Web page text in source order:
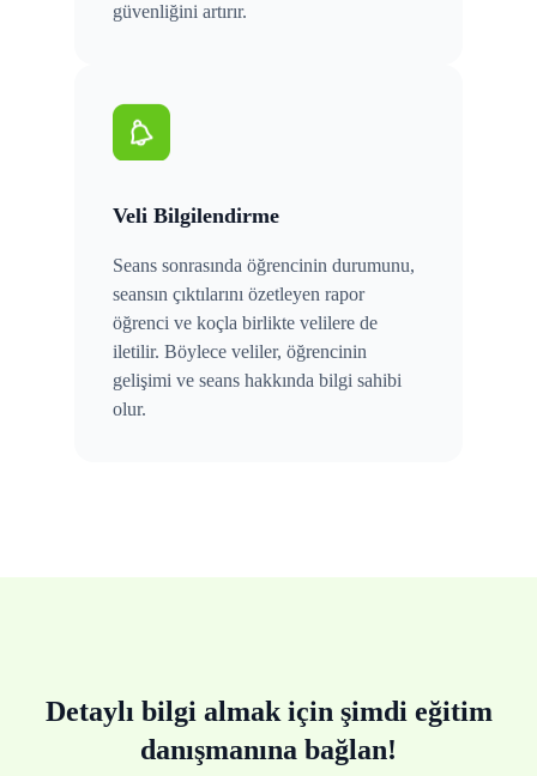
güvenliğini artırır.
Veli Bilgilendirme
Seans sonrasında öğrencinin durumunu,
seansın çıktılarını özetleyen rapor
öğrenci ve koçla birlikte velilere de
iletilir. Böylece veliler, öğrencinin
gelişimi ve seans hakkında bilgi sahibi
olur.
Detaylı bilgi almak için şimdi eğitim
danışmanına bağlan!